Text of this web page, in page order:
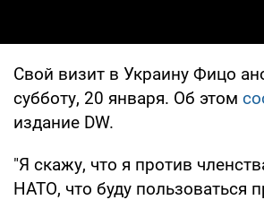
Свой визит в Украину Фицо
субботу, 20 января. Об этом
издание DW.
"Я скажу, что я против
НАТО, что буду пользоваться